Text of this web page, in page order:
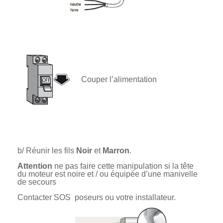
Couper l’alimentation
b/ Réunir les fils Noir et Marron.
Attention ne pas faire cette manipulation si la tête
du moteur est noire et / ou équipée d’une manivelle
de secours
Contacter SOS poseurs ou votre installateur.